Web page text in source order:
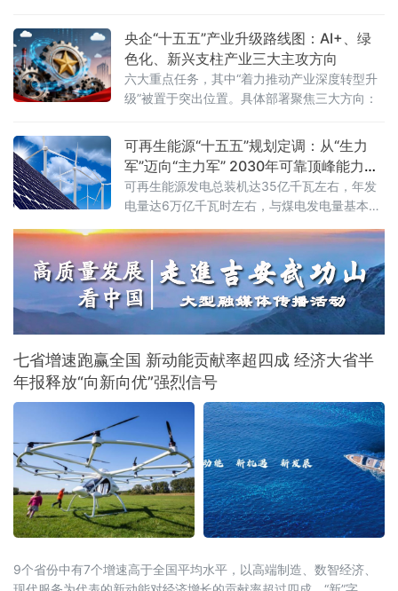
月1日起开展征收挥发性有机物环境保护税试
点，挥发性有机物将全部纳入征税范围。这标
志着我国绿色税制在大气污染治理领域迈出关
键一步。挥发性有机物是形成臭氧和细颗粒物
（PM2.5）的重要前体物，可引发雾霾、光化
央企“十五五”产业升级路线图：AI+、绿
色化、新兴支柱产业三大主攻方向
六大重点任务，其中“着力推动产业深度转型升
级”被置于突出位置。具体部署聚焦三大方向：
可再生能源“十五五”规划定调：从“生力
军”迈向“主力军” 2030年可靠顶峰能力新
增3亿千瓦
可再生能源发电总装机达35亿千瓦左右，年发
电量达6万亿千瓦时左右，与煤电发电量基本相
上，“十五五”期间全产业链总投资规模预计超过
5万亿元
七省增速跑赢全国 新动能贡献率超四成 经济大省半
年报释放“向新向优”强烈信号
9个省份中有7个增速高于全国平均水平，以高端制造、数智经济、